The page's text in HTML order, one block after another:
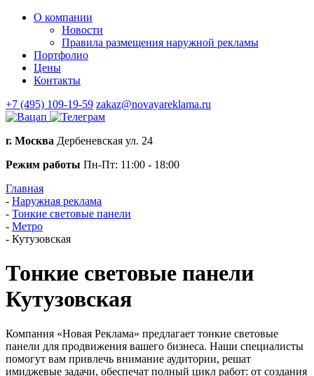
О компании
Новости
Правила размещения наружной рекламы
Портфолио
Цены
Контакты
+7 (495) 109-19-59 zakaz@novayareklama.ru
г. Москва Дербеневская ул. 24
Режим работы Пн-Пт: 11:00 - 18:00
Главная
- Наружная реклама
- Тонкие световые панели
- Метро
- Кутузовская
Тонкие световые панели
Кутузовская
Компания «Новая Реклама» предлагает тонкие световые
панели для продвижения вашего бизнеса. Наши специалисты
помогут вам привлечь внимание аудитории, решат
имиджевые задачи, обеспечат полный цикл работ: от создания